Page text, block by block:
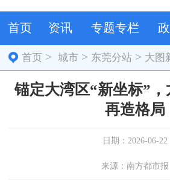
首页 资讯 专题专栏
首页 >城市 > 东莞分站 > 大图
锚定大湾区“新坐标”
再造格局
日期：2026-06-22
来源：南方都市报